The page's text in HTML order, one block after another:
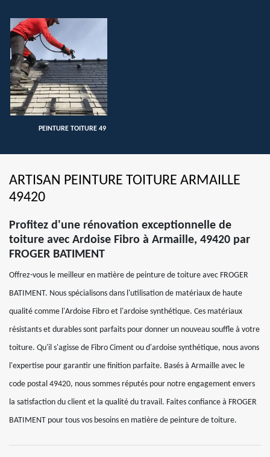
PEINTURE TOITURE 49
ARTISAN PEINTURE TOITURE ARMAILLE
49420
Profitez d'une rénovation exceptionnelle de
toiture avec Ardoise Fibro à Armaille, 49420 par
FROGER BATIMENT
Offrez-vous le meilleur en matière de peinture de toiture avec FROGER
BATIMENT. Nous spécialisons dans l'utilisation de matériaux de haute
qualité comme l'Ardoise Fibro et l'ardoise synthétique. Ces matériaux
résistants et durables sont parfaits pour donner un nouveau souffle à votre
toiture. Qu'il s'agisse de Fibro Ciment ou d'ardoise synthétique, nous avons
l'expertise pour garantir une finition parfaite. Basés à Armaille avec le
code postal 49420, nous sommes réputés pour notre engagement envers
la satisfaction du client et la qualité du travail. Faites confiance à FROGER
BATIMENT pour tous vos besoins en matière de peinture de toiture.